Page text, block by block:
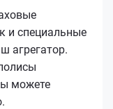
и специальные
агрегатор.
можете